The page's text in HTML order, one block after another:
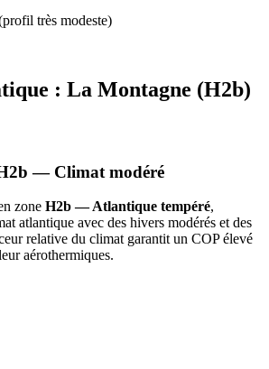
très modeste)
: La Montagne (H2b)
— Climat modéré
zone H2b — Atlantique tempéré,
atlantique avec des hivers modérés et des
relative du climat garantit un COP élevé
aérothermiques.